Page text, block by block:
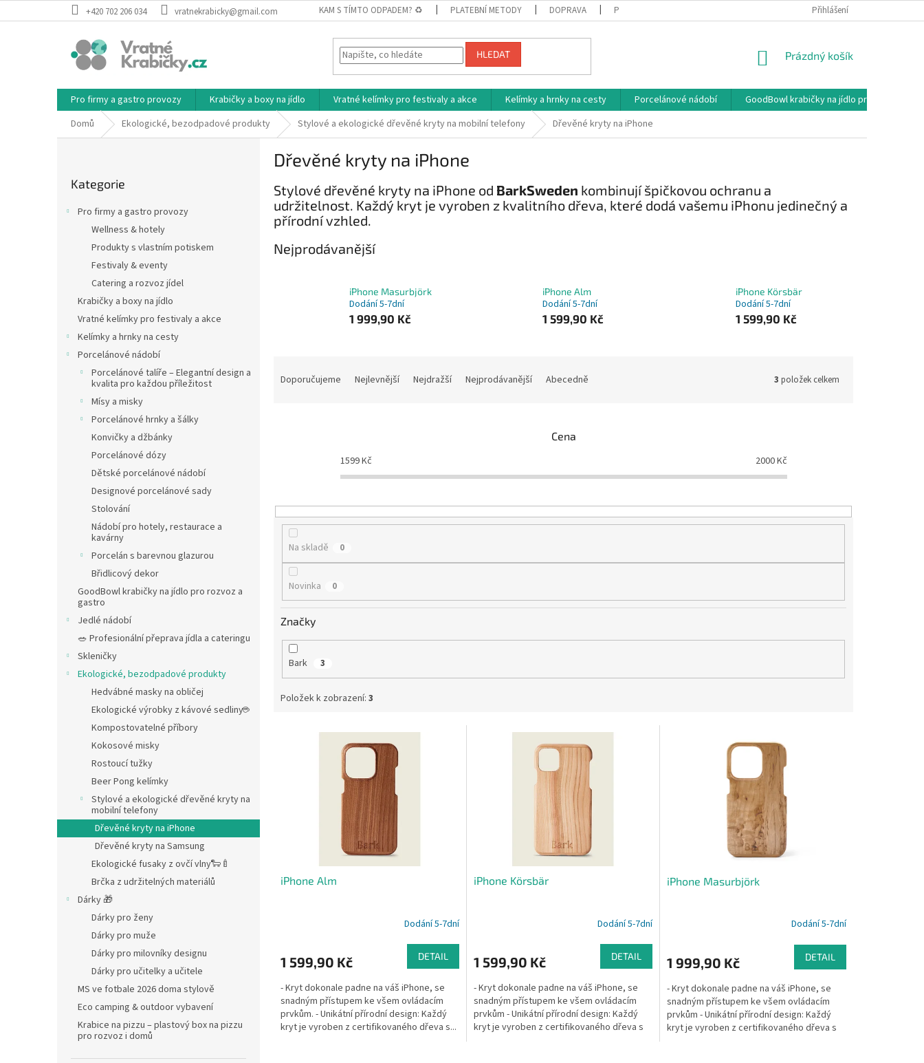
na
+420 702 206 034 vratnekrabicky@gmail.com KAM S TÍMTO ODPADEM? ♻ PLATEBNÍ METODY DOPRAVA PODMÍNKY OCHRANY OSOBNÍCH ÚDAJŮ OBCHODNÍ PODMÍNKY
Přihlášení
HLEDAT
NÁKUPNÍ
Prázdný košík
Pro firmy a gastro provozy Krabičky a boxy na jídlo Vratné kelímky pro festivaly a akce Kelímky a hrnky na cesty Porcelánové nádobí
GoodBowl krabičky na jídlo pro rozvoz a
Domů
Ekologické, bezodpadové produkty Stylové a ekologické dřevěné kryty na mobilní telefony Dřevěné kryty na iPhone
kategorie
Kategorie
Pro firmy a gastro provozy
Wellness & hotely
Produkty s vlastním potiskem
Festivaly & eventy
Catering a rozvoz jídel
Krabičky a boxy na jídlo
Vratné kelímky pro festivaly a akce
Kelímky a hrnky na cesty
Porcelánové nádobí
Porcelánové talíře – Elegantní design a
kvalita pro každou příležitost
Mísy a misky
Porcelánové hrnky a šálky
Konvičky a džbánky
Porcelánové dózy
Dětské porcelánové nádobí
Designové porcelánové sady
Stolování
Nádobí pro hotely, restaurace a
kavárny
Porcelán s barevnou glazurou
Břidlicový dekor
GoodBowl krabičky na jídlo pro rozvoz a
gastro
Jedlé nádobí
🥗 Profesionální přeprava jídla a cateringu
Skleničky
Ekologické, bezodpadové produkty
Hedvábné masky na obličej
Ekologické výrobky z kávové sedliny☕
Kompostovatelné příbory
Kokosové misky
Rostoucí tužky
Beer Pong kelímky
Stylové a ekologické dřevěné kryty na
mobilní telefony
Dřevěné kryty na iPhone
Dřevěné kryty na Samsung
Ekologické fusaky z ovčí vlny🐑🍼
Brčka z udržitelných materiálů
Dárky 🎁
Dárky pro ženy
Dárky pro muže
Dárky pro milovníky designu
Dárky pro učitelky a učitele
MS ve fotbale 2026 doma stylově
Eco camping & outdoor vybavení
Krabice na pizzu – plastový box na pizzu
pro rozvoz i domů
Dřevěné kryty na iPhone
Stylové dřevěné kryty na iPhone od BarkSweden kombinují špičkovou ochranu a
udržitelnost. Každý kryt je vyroben z kvalitního dřeva, které dodá vašemu iPhonu jedinečný a
přírodní vzhled.
Nejprodávanější
iPhone Masurbjörk
Dodání 5-7dní
1 999,90 Kč
iPhone Alm
Dodání 5-7dní
1 599,90 Kč
iPhone Körsbär
Dodání 5-7dní
1 599,90 Kč
u
Doporučujeme Nejlevnější Nejdražší Nejprodávanější Abecedně 3 položek celkem
Cena
1599Kč 2000Kč
Na skladě 0
Novinka 0
Značky
Bark 3
Položek k zobrazení: 3
iPhone Alm
je
z
5
hvězdiček.
Dodání 5-7dní
1 599,90 Kč DETAIL
- Kryt dokonale padne na váš iPhone, se
snadným přístupem ke všem ovládacím
prvkům. - Unikátní přírodní design: Každý
kryt je vyroben z certifikovaného dřeva s...
iPhone Körsbär
Dodání 5-7dní
1 599,90 Kč DETAIL
- Kryt dokonale padne na váš iPhone, se
snadným přístupem ke všem ovládacím
prvkům - Unikátní přírodní design: Každý
kryt je vyroben z certifikovaného dřeva s
iPhone Masurbjörk
Dodání 5-7dní
1 999,90 Kč DETAIL
- Kryt dokonale padne na váš iPhone, se
snadným přístupem ke všem ovládacím
prvkům - Unikátní přírodní design: Každý
kryt je vyroben z certifikovaného dřeva s